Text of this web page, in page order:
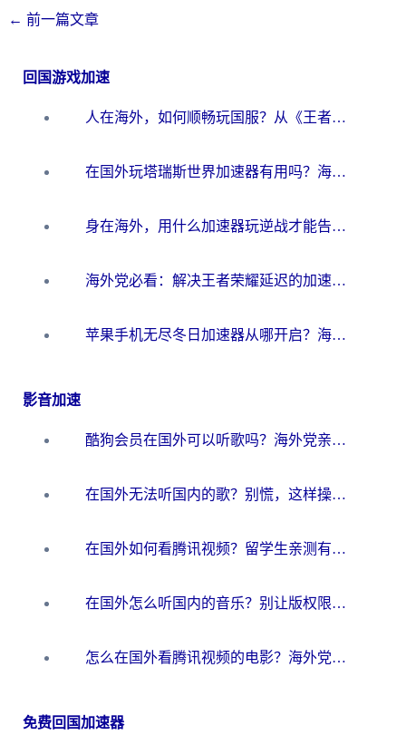
← 前一篇文章
回国游戏加速
人在海外，如何顺畅玩国服？从《王者荣耀》到《云图计划》的加速器终极指南
在国外玩塔瑞斯世界加速器有用吗？海外玩家亲测后的真实答案
身在海外，用什么加速器玩逆战才能告别延迟？
海外党必看：解决王者荣耀延迟的加速器终极指南——从EVE到猫和老鼠，一个工具全搞定
苹果手机无尽冬日加速器从哪开启？海外玩家的冬日生存指南
影音加速
酷狗会员在国外可以听歌吗？海外党亲测有效：3步解决音乐权限难题
在国外无法听国内的歌？别慌，这样操作就能畅听QQ音乐（附亲测加速器推荐）
在国外如何看腾讯视频？留学生亲测有效的回国加速方案
在国外怎么听国内的音乐？别让版权限制断了你的华语歌单
怎么在国外看腾讯视频的电影？海外党亲测有效的回国加速指南
免费回国加速器